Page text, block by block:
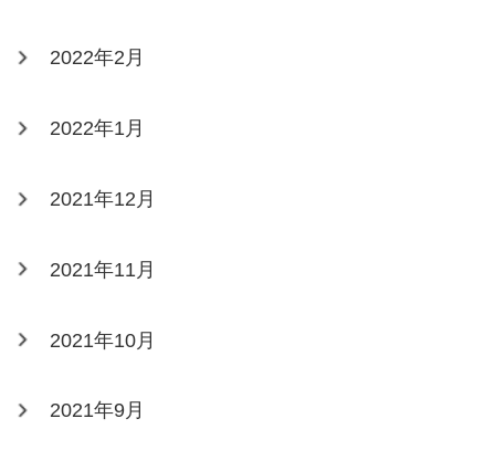
2022年2月
2022年1月
2021年12月
2021年11月
2021年10月
2021年9月